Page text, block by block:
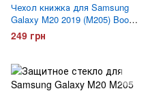
Чехол книжка для Samsung
Galaxy M20 2019 (M205) Book
Cover Leather Gelius Синий
249 грн